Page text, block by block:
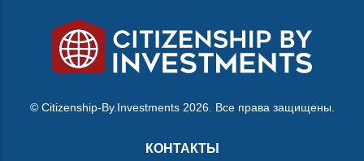
© Citizenship-By.Investments 2026. Все права защищены.
КОНТАКТЫ